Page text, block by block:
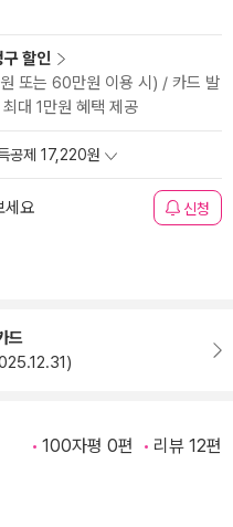
할인
또는 60만원 이용 시) / 카드 발
대 1만원 혜택 제공
공제 17,220원
세요 신청
드
100자평 0편 리뷰 12편